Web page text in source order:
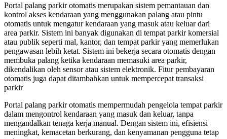
Portal palang parkir otomatis merupakan sistem pemantauan dan
kontrol akses kendaraan yang menggunakan palang atau pintu
otomatis untuk mengatur kendaraan yang masuk atau keluar dari
area parkir. Sistem ini banyak digunakan di tempat parkir komersial
atau publik seperti mal, kantor, dan tempat parkir yang memerlukan
pengawasan lebih ketat. Sistem ini bekerja secara otomatis dengan
membuka palang ketika kendaraan memasuki area parkir,
dikendalikan oleh sensor atau sistem elektronik. Fitur pembayaran
otomatis juga dapat ditambahkan untuk mempercepat transaksi
parkir
Portal palang parkir otomatis mempermudah pengelola tempat parkir
dalam mengontrol kendaraan yang masuk dan keluar, tanpa
mengandalkan tenaga kerja manual. Dengan sistem ini, efisiensi
meningkat, kemacetan berkurang, dan kenyamanan pengguna tetap